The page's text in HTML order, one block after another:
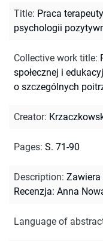
Title: Praca
psychologii
Collective work title:
społecznej i
o szczególnych
Creator:
Pages: S. 71-90
Description: Zawiera
Recenzja: Anna
Language of